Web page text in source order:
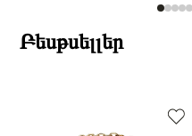
Բեսթսելլեր